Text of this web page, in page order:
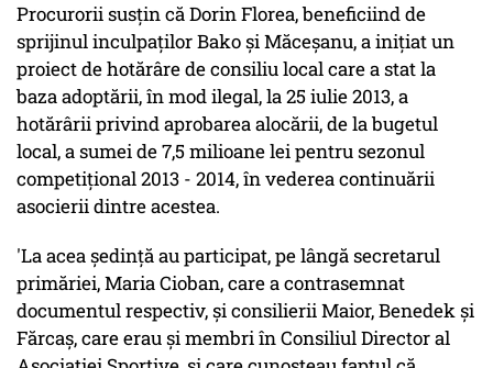
Procurorii susţin că Dorin Florea, beneficiind de
sprijinul inculpaţilor Bako şi Măceşanu, a iniţiat un
proiect de hotărâre de consiliu local care a stat la
baza adoptării, în mod ilegal, la 25 iulie 2013, a
hotărârii privind aprobarea alocării, de la bugetul
local, a sumei de 7,5 milioane lei pentru sezonul
competiţional 2013 - 2014, în vederea continuării
asocierii dintre acestea.
'La acea şedinţă au participat, pe lângă secretarul
primăriei, Maria Cioban, care a contrasemnat
documentul respectiv, şi consilierii Maior, Benedek şi
Fărcaş, care erau şi membri în Consiliul Director al